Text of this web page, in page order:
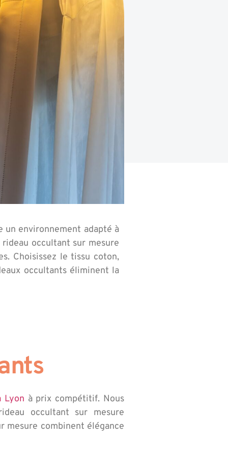
un environnement adapté à
occultant sur mesure
Choisissez le tissu coton,
occultants éliminent la
Lyon à prix compétitif. Nous
occultant sur mesure
mesure combinent élégance